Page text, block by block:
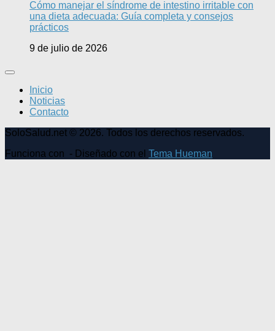
Cómo manejar el síndrome de intestino irritable con
una dieta adecuada: Guía completa y consejos
prácticos
9 de julio de 2026
Inicio
Noticias
Contacto
SoloSalud.net © 2026. Todos los derechos reservados.
Funciona con - Diseñado con el Tema Hueman